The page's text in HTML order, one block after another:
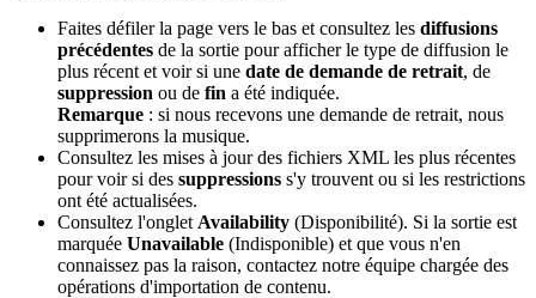
Faites défiler la page vers le bas et consultez les diffusions
précédentes de la sortie pour afficher le type de diffusion le
plus récent et voir si une date de demande de retrait, de
suppression ou de fin a été indiquée.
Remarque : si nous recevons une demande de retrait, nous
supprimerons la musique.
Consultez les mises à jour des fichiers XML les plus récentes
pour voir si des suppressions s'y trouvent ou si les restrictions
ont été actualisées.
Consultez l'onglet Availability (Disponibilité). Si la sortie est
marquée Unavailable (Indisponible) et que vous n'en
connaissez pas la raison, contactez notre équipe chargée des
opérations d'importation de contenu.